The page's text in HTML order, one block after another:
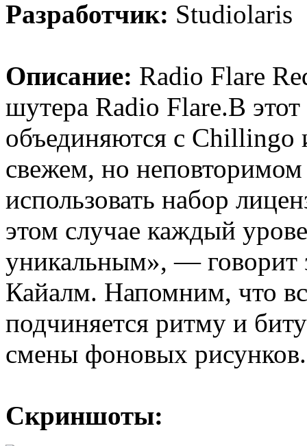
Разработчик: Studiolaris
Описание: Radio Flare
шутера Radio Flare.В
объединяются с Chillingo
свежем, но неповторимом
использовать набор
этом случае каждый
уникальным», — говорит
Кайалм. Напомним, что
подчиняется ритму и
смены фоновых рисунков.
Скриншоты: